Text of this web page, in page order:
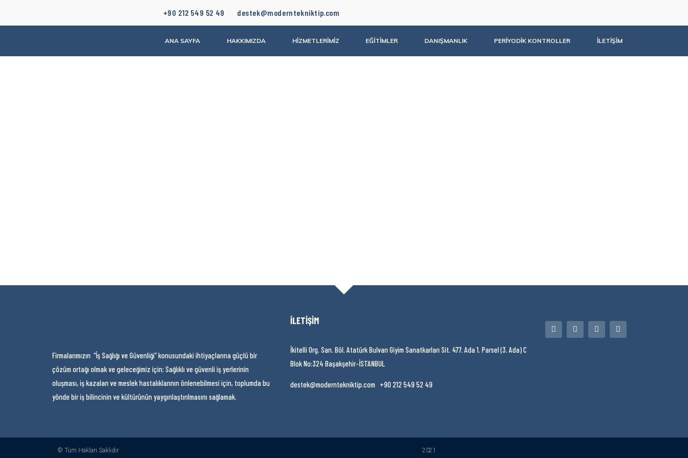
+90 212 549 52 49 destek@moderntekniktip.com
ANA SAYFA HAKKIMIZDA HİZMETLERİMİZ EĞİTİMLER DANIŞMANLIK PERİYODİK KONTROLLER İLETİŞİM
Firmalarımızın “İş Sağlığı ve Güvenliği” konusundaki ihtiyaçlarına güçlü bir
çözüm ortağı olmak ve geleceğimiz için; Sağlıklı ve güvenli iş yerlerinin
oluşması, iş kazaları ve meslek hastalıklarının önlenebilmesi için, toplumda bu
yönde bir iş bilincinin ve kültürünün yaygınlaştırılmasını sağlamak.
İLETİŞİM
İkitelli Org. San. Böl. Atatürk Bulvarı Giyim Sanatkarları Sit. 477. Ada 1. Parsel (3. Ada) C
Blok No:324 Başakşehir-İSTANBUL
destek@moderntekniktip.com +90 212 549 52 49
© Tüm Hakları Saklıdır 2021